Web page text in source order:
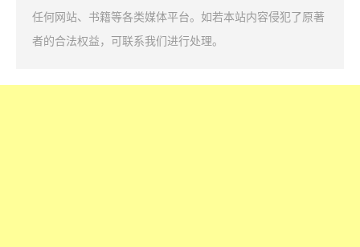
任何网站、书籍等各类媒体平台。如若本站内容侵犯了原著
者的合法权益，可联系我们进行处理。